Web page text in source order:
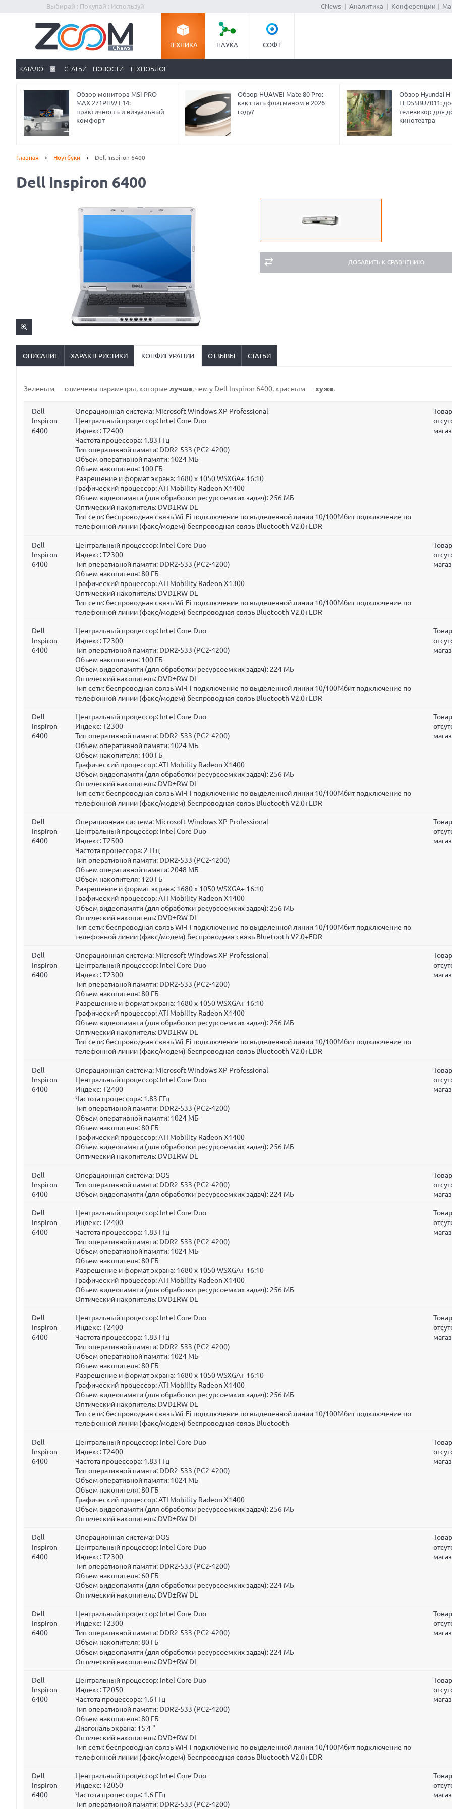
Выбирай : Покупай : Используй CNews| Аналитика Конференции
ТЕХНИКА НАУКА СОФТ
КАТАЛОГ СТАТЬИ НОВОСТИ ТЕХНОБЛОГ
Обзор монитора MSI PRO
MAX 271PHW E14:
практичность и визуальный
комфорт
Обзор HUAWEI Mate 80 Pro:
как стать флагманом в 2026
году?
Обзор Hyundai H-
LED55BU7011:
телевизор для
кинотеатра
Главная Ноутбуки Dell Inspiron 6400
Dell Inspiron 6400
ДОБАВИТЬ К СРАВНЕНИЮ
ОПИСАНИЕ ХАРАКТЕРИСТИКИ КОНФИГУРАЦИИ ОТЗЫВЫ СТАТЬИ
Зеленым— отмечены параметры, которые лучше, чем у Dell Inspiron 6400, красным—хуже.
Dell
Inspiron
6400
Операционная система: Microsoft Windows XP Professional
Центральный процессор: Intel Core Duo
Индекс: T2400
Частота процессора: 1.83 ГГц
Тип оперативной памяти: DDR2-533 (PC2-4200)
Объем оперативной памяти: 1024 МБ
Объем накопителя: 100 ГБ
Разрешение и формат экрана: 1680 x 1050 WSXGA+ 16:10
Графический процессор: ATI Mobility Radeon X1400
Объем видеопамяти (для обработки ресурсоемких задач): 256 МБ
Оптический накопитель: DVD±RW DL
Тип сети: беспроводная связь Wi-Fi подключение по выделенной линии 10/100Мбит подключение по
телефонной линии (факс/модем) беспроводная связь Bluetooth V2.0+EDR
Товар
Dell
Inspiron
6400
Центральный процессор: Intel Core Duo
Индекс: T2300
Тип оперативной памяти: DDR2-533 (PC2-4200)
Объем накопителя:80 ГБ
Графический процессор: ATI Mobility Radeon X1300
Оптический накопитель: DVD±RW DL
Тип сети: беспроводная связь Wi-Fi подключение по выделенной линии 10/100Мбит подключение по
телефонной линии (факс/модем) беспроводная связь Bluetooth V2.0+EDR
Товар
Dell
Inspiron
6400
Центральный процессор: Intel Core Duo
Индекс: T2300
Тип оперативной памяти: DDR2-533 (PC2-4200)
Объем накопителя: 100 ГБ
Объем видеопамяти (для обработки ресурсоемких задач): 224 МБ
Оптический накопитель: DVD±RW DL
Тип сети: беспроводная связь Wi-Fi подключение по выделенной линии 10/100Мбит подключение по
телефонной линии (факс/модем) беспроводная связь Bluetooth V2.0+EDR
Товар
Dell
Inspiron
6400
Центральный процессор: Intel Core Duo
Индекс: T2300
Тип оперативной памяти: DDR2-533 (PC2-4200)
Объем оперативной памяти: 1024 МБ
Объем накопителя: 100 ГБ
Графический процессор: ATI Mobility Radeon X1400
Объем видеопамяти (для обработки ресурсоемких задач): 256 МБ
Оптический накопитель: DVD±RW DL
Тип сети: беспроводная связь Wi-Fi подключение по выделенной линии 10/100Мбит подключение по
телефонной линии (факс/модем) беспроводная связь Bluetooth V2.0+EDR
Товар
Dell
Inspiron
6400
Операционная система: Microsoft Windows XP Professional
Центральный процессор: Intel Core Duo
Индекс: T2500
Частота процессора: 2 ГГц
Тип оперативной памяти: DDR2-533 (PC2-4200)
Объем оперативной памяти: 2048 МБ
Объем накопителя: 120 ГБ
Разрешение и формат экрана: 1680 x 1050 WSXGA+ 16:10
Графический процессор: ATI Mobility Radeon X1400
Объем видеопамяти (для обработки ресурсоемких задач): 256 МБ
Оптический накопитель: DVD±RW DL
Тип сети: беспроводная связь Wi-Fi подключение по выделенной линии 10/100Мбит подключение по
телефонной линии (факс/модем) беспроводная связь Bluetooth V2.0+EDR
Товар
Dell
Inspiron
6400
Операционная система: Microsoft Windows XP Professional
Центральный процессор: Intel Core Duo
Индекс: T2300
Тип оперативной памяти: DDR2-533 (PC2-4200)
Объем накопителя:80 ГБ
Разрешение и формат экрана: 1680 x 1050 WSXGA+ 16:10
Графический процессор: ATI Mobility Radeon X1400
Объем видеопамяти (для обработки ресурсоемких задач): 256 МБ
Оптический накопитель: DVD±RW DL
Тип сети: беспроводная связь Wi-Fi подключение по выделенной линии 10/100Мбит подключение по
телефонной линии (факс/модем) беспроводная связь Bluetooth V2.0+EDR
Товар
Dell
Inspiron
6400
Операционная система: Microsoft Windows XP Professional
Центральный процессор: Intel Core Duo
Индекс: T2400
Частота процессора: 1.83 ГГц
Тип оперативной памяти: DDR2-533 (PC2-4200)
Объем оперативной памяти: 1024 МБ
Объем накопителя:80 ГБ
Графический процессор: ATI Mobility Radeon X1400
Объем видеопамяти (для обработки ресурсоемких задач): 256 МБ
Оптический накопитель: DVD±RW DL
Товар
Dell
Inspiron
6400
Операционная система: DOS
Тип оперативной памяти: DDR2-533 (PC2-4200)
Объем видеопамяти (для обработки ресурсоемких задач): 224 МБ
Товар
Dell
Inspiron
6400
Центральный процессор: Intel Core Duo
Индекс: T2400
Частота процессора: 1.83 ГГц
Тип оперативной памяти: DDR2-533 (PC2-4200)
Объем оперативной памяти: 1024 МБ
Объем накопителя:80 ГБ
Разрешение и формат экрана: 1680 x 1050 WSXGA+ 16:10
Графический процессор: ATI Mobility Radeon X1400
Объем видеопамяти (для обработки ресурсоемких задач): 256 МБ
Оптический накопитель: DVD±RW DL
Товар
Dell
Inspiron
6400
Центральный процессор: Intel Core Duo
Индекс: T2400
Частота процессора: 1.83 ГГц
Тип оперативной памяти: DDR2-533 (PC2-4200)
Объем оперативной памяти: 1024 МБ
Объем накопителя:80 ГБ
Разрешение и формат экрана: 1680 x 1050 WSXGA+ 16:10
Графический процессор: ATI Mobility Radeon X1400
Объем видеопамяти (для обработки ресурсоемких задач): 256 МБ
Оптический накопитель: DVD±RW DL
Тип сети: беспроводная связь Wi-Fi подключение по выделенной линии 10/100Мбит подключение по
телефонной линии (факс/модем) беспроводная связь Bluetooth
Товар
Dell
Inspiron
6400
Центральный процессор: Intel Core Duo
Индекс: T2400
Частота процессора: 1.83 ГГц
Тип оперативной памяти: DDR2-533 (PC2-4200)
Объем оперативной памяти: 1024 МБ
Объем накопителя:80 ГБ
Графический процессор: ATI Mobility Radeon X1400
Объем видеопамяти (для обработки ресурсоемких задач): 256 МБ
Оптический накопитель: DVD±RW DL
Товар
Dell
Inspiron
6400
Операционная система: DOS
Центральный процессор: Intel Core Duo
Индекс: T2300
Тип оперативной памяти: DDR2-533 (PC2-4200)
Объем накопителя: 60 ГБ
Объем видеопамяти (для обработки ресурсоемких задач): 224 МБ
Оптический накопитель: DVD±RW DL
Товар
Dell
Inspiron
6400
Центральный процессор: Intel Core Duo
Индекс: T2300
Тип оперативной памяти: DDR2-533 (PC2-4200)
Объем накопителя:80 ГБ
Объем видеопамяти (для обработки ресурсоемких задач): 224 МБ
Оптический накопитель: DVD±RW DL
Товар
Dell
Inspiron
6400
Центральный процессор: Intel Core Duo
Индекс: T2050
Частота процессора: 1.6 ГГц
Тип оперативной памяти: DDR2-533 (PC2-4200)
Объем накопителя:80 ГБ
Диагональ экрана: 15.4 "
Оптический накопитель: DVD±RW DL
Тип сети: беспроводная связь Wi-Fi подключение по выделенной линии 10/100Мбит подключение по
телефонной линии (факс/модем) беспроводная связь Bluetooth V2.0+EDR
Товар
Dell
Inspiron
6400
Центральный процессор: Intel Core Duo
Индекс: T2050
Частота процессора: 1.6 ГГц
Тип оперативной памяти: DDR2-533 (PC2-4200)
Товар